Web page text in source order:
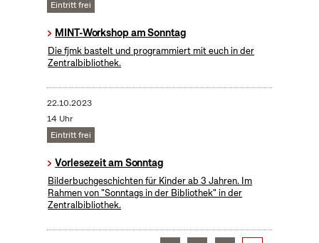
Eintritt frei
MINT-Workshop am Sonntag
Die fjmk bastelt und programmiert mit euch in der
Zentralbibliothek.
22.10.2023
14 Uhr
Eintritt frei
Vorlesezeit am Sonntag
Bilderbuchgeschichten für Kinder ab 3 Jahren. Im
Rahmen von "Sonntags in der Bibliothek" in der
Zentralbibliothek.